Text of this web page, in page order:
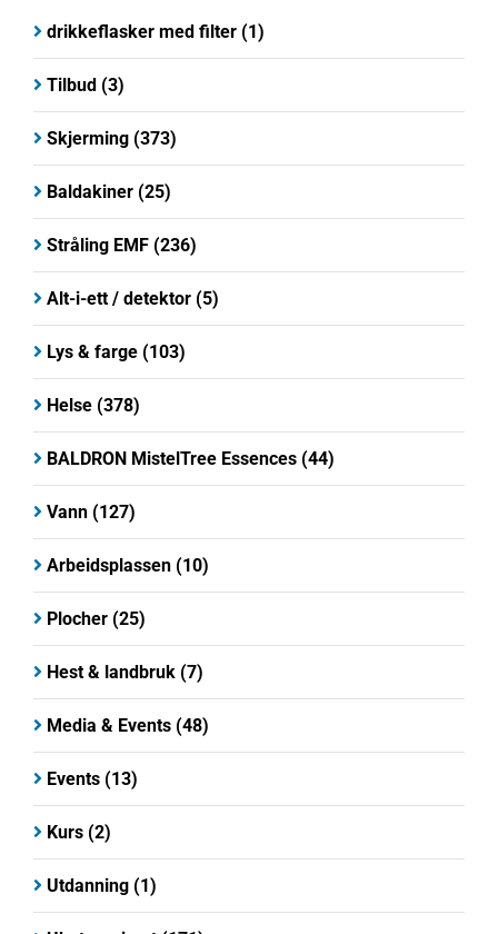
drikkeflasker med filter (1)
Tilbud (3)
Skjerming (373)
Baldakiner (25)
Stråling EMF (236)
Alt-i-ett / detektor (5)
Lys & farge (103)
Helse (378)
BALDRON MistelTree Essences (44)
Vann (127)
Arbeidsplassen (10)
Plocher (25)
Hest & landbruk (7)
Media & Events (48)
Events (13)
Kurs (2)
Utdanning (1)